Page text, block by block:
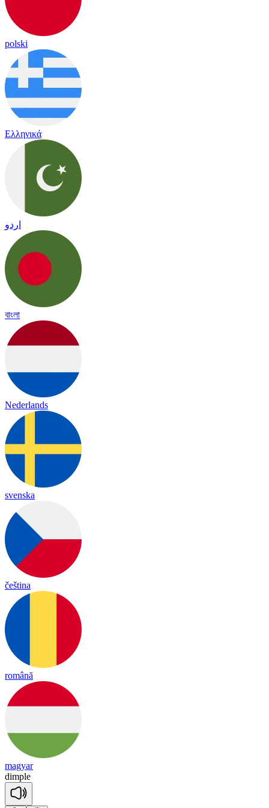
polski
Ελληνικά
اردو
বাংলা
Nederlands
svenska
čeština
română
magyar
dimple